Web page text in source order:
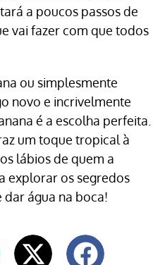
a poucos passos de
vai fazer com que todos
ou simplesmente
novo e incrivelmente
é a escolha perfeita.
um toque tropical à
lábios de quem a
explorar os segredos
água na boca!